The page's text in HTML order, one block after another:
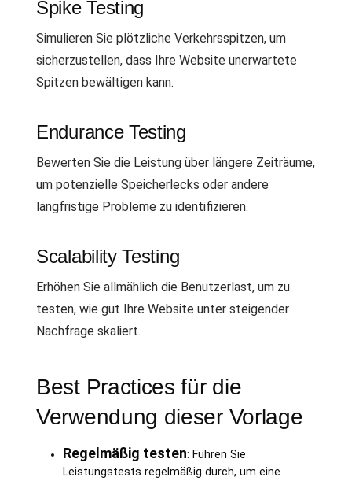
Spike Testing
Simulieren Sie plötzliche Verkehrsspitzen, um
sicherzustellen, dass Ihre Website unerwartete
Spitzen bewältigen kann.
Endurance Testing
Bewerten Sie die Leistung über längere Zeiträume,
um potenzielle Speicherlecks oder andere
langfristige Probleme zu identifizieren.
Scalability Testing
Erhöhen Sie allmählich die Benutzerlast, um zu
testen, wie gut Ihre Website unter steigender
Nachfrage skaliert.
Best Practices für die
Verwendung dieser Vorlage
Regelmäßig testen: Führen Sie
Leistungstests regelmäßig durch, um eine